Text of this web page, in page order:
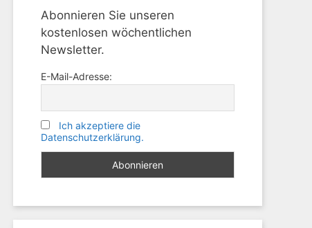
Abonnieren Sie unseren
kostenlosen wöchentlichen
Newsletter.
E-Mail-Adresse:
Ich akzeptiere die
Datenschutzerklärung.